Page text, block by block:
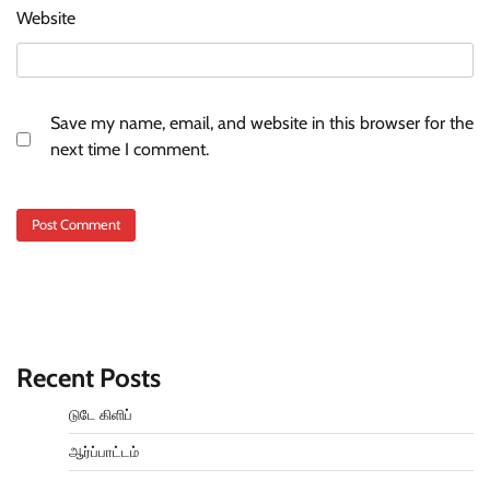
Website
Save my name, email, and website in this browser for the
next time I comment.
Recent Posts
டுடே கிளிப்
ஆர்ப்பாட்டம்